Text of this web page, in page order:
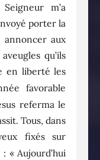
m’a
porter la
annoncer aux
qu’ils
en liberté les
favorable
referma le
Tous, dans
fixés sur
« Aujourd’hui